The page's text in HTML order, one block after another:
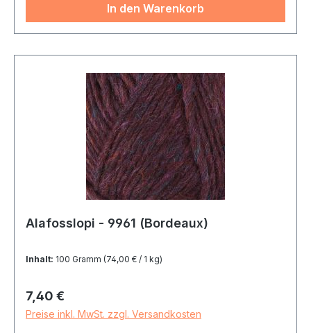
In den Warenkorb
Alafosslopi - 9961 (Bordeaux)
Inhalt: 100 Gramm (74,00 € / 1 kg)
Regulärer Preis:
7,40 €
Preise inkl. MwSt. zzgl. Versandkosten